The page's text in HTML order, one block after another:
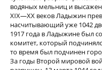
водяных мельниц и
XIX—XX веков Ладыжин
насчитывающий уже 1042
1917 года в Ладыжине был
комитет, который
то время был подчинен
За годы Второй мировой